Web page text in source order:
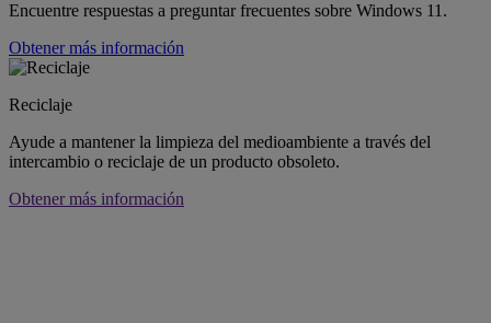
Encuentre respuestas a preguntar frecuentes sobre Windows 11.
Obtener más información
Reciclaje
Ayude a mantener la limpieza del medioambiente a través del
intercambio o reciclaje de un producto obsoleto.
Obtener más información